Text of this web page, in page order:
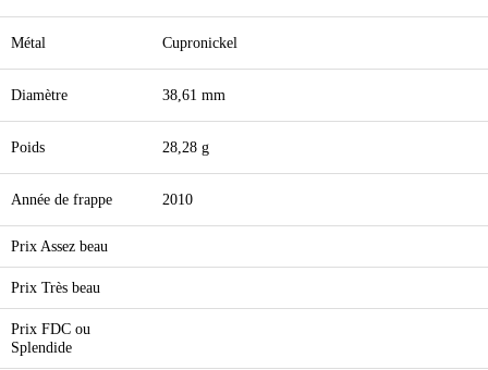
Métal Cupronickel
Diamètre 38,61 mm
Poids 28,28 g
Année de frappe 2010
Prix Assez beau
Prix Très beau
Prix FDC ou
Splendide